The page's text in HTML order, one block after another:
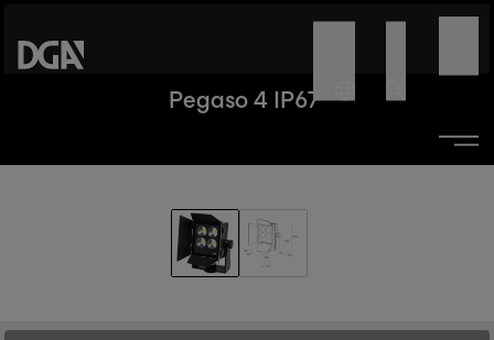
Pegaso 4 IP67